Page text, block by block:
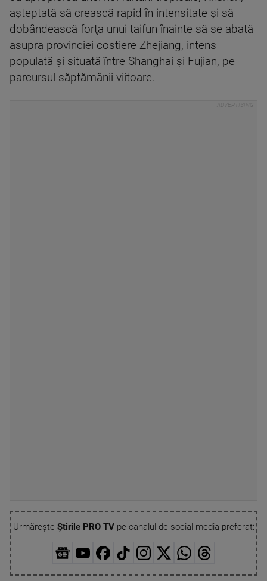
aşteptată să crească rapid în intensitate şi să
dobândească forţa unui taifun înainte să se abată
asupra provinciei costiere Zhejiang, intens
populată şi situată între Shanghai şi Fujian, pe
parcursul săptămânii viitoare.
Urmărește Știrile PRO TVpe canalul de social media preferat: